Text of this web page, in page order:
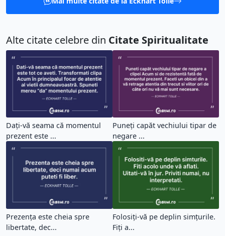
Alte citate celebre din Citate Spiritualitate
Dați-vă seama că momentul
prezent este ...
Puneți capăt vechiului tipar de
negare ...
Prezența este cheia spre
libertate, dec...
Folosiți-vă pe deplin simțurile.
Fiți a...